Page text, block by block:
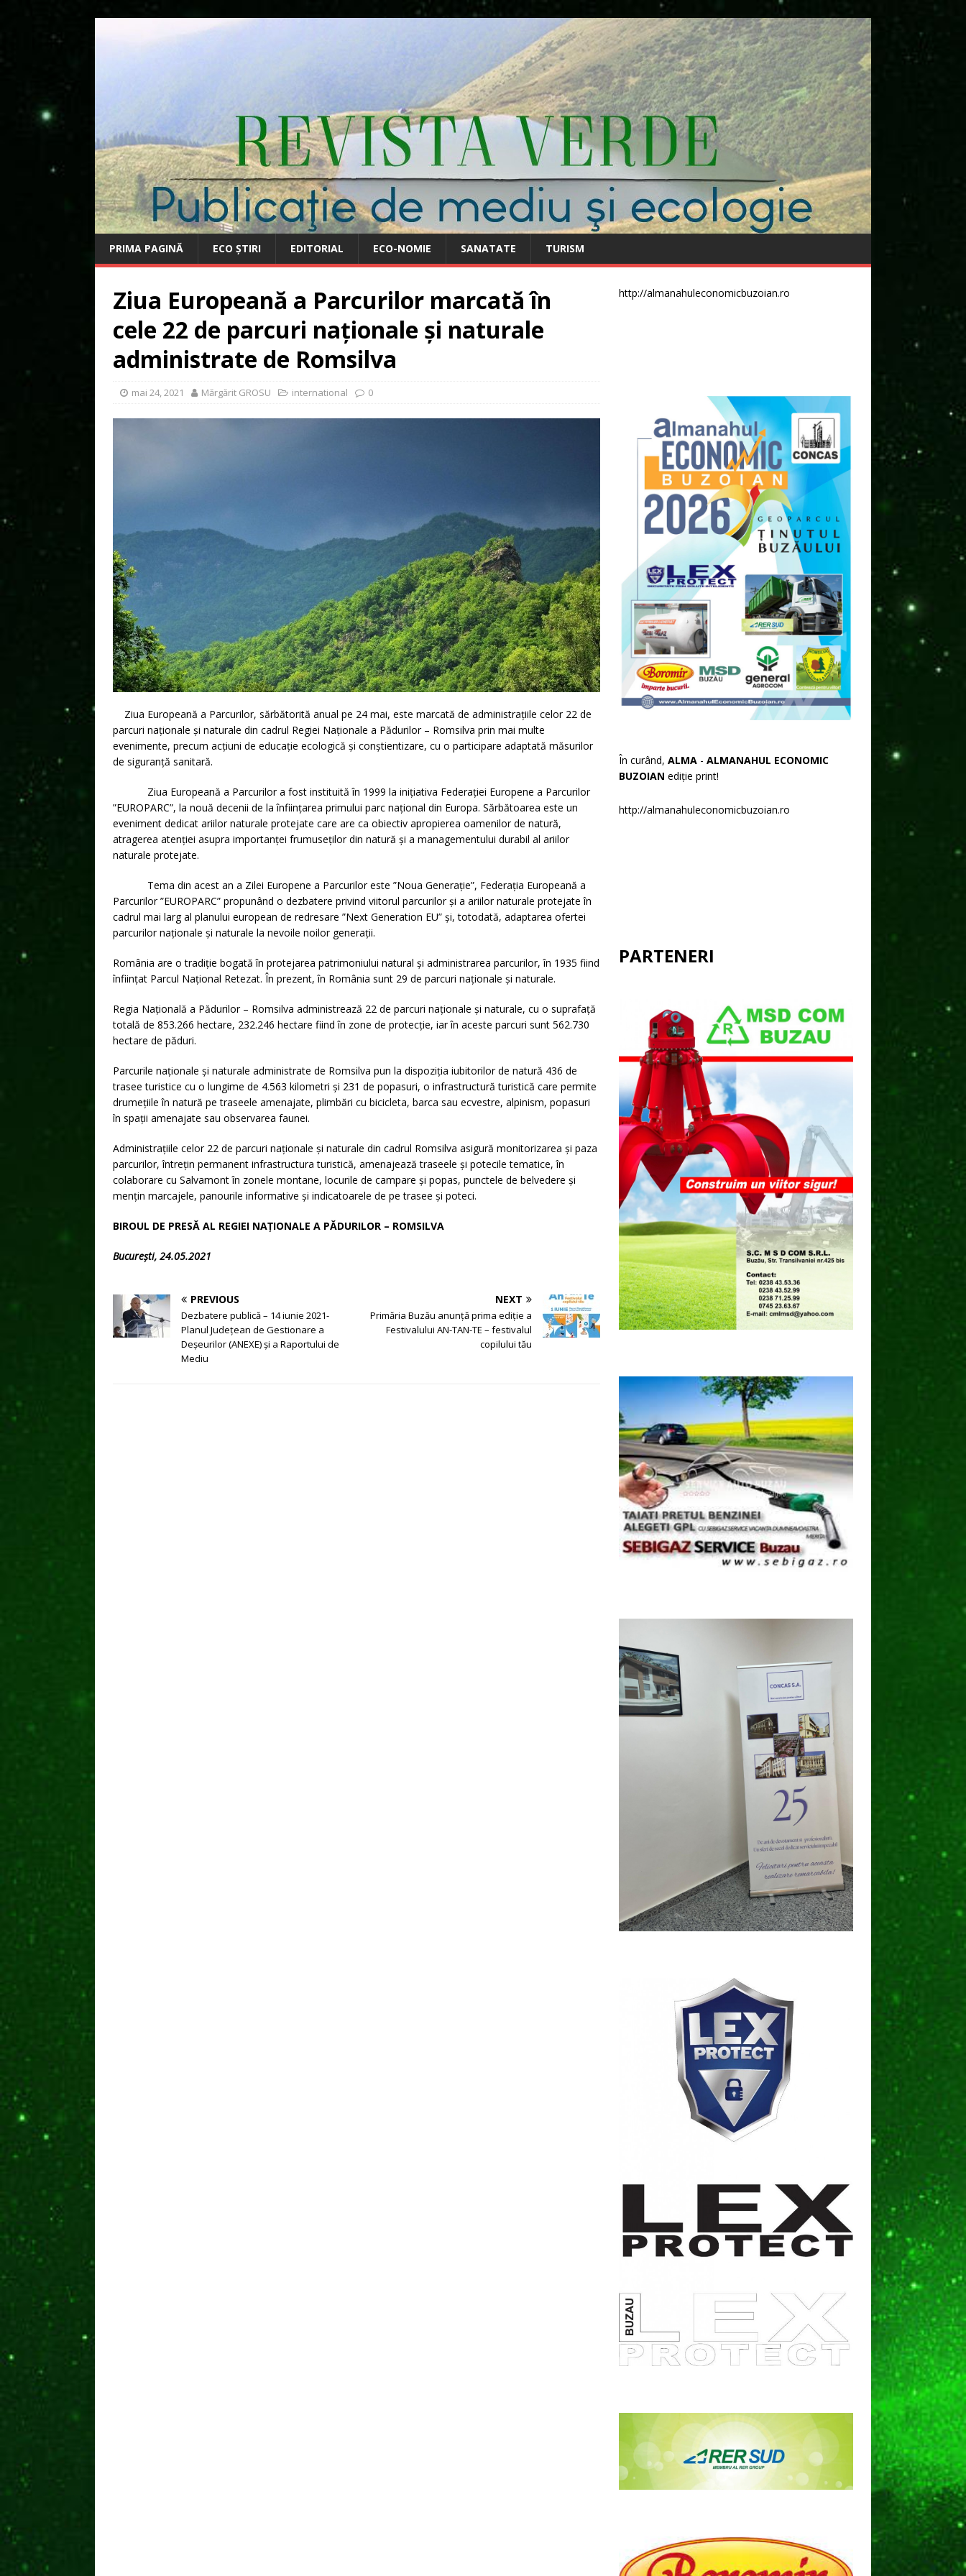
PRIMA PAGINĂ ECO ȘTIRI EDITORIAL ECO-NOMIE SANATATE TURISM
Ziua Europeană a Parcurilor marcată în
cele 22 de parcuri naționale și naturale
administrate de Romsilva
mai 24, 2021 Mărgărit GROSU international 0
Ziua Europeană a Parcurilor, sărbătorită anual pe 24 mai, este marcată de administrațiile celor 22 de
parcuri naționale și naturale din cadrul Regiei Naționale a Pădurilor – Romsilva prin mai multe
evenimente, precum acțiuni de educație ecologică și conștientizare, cu o participare adaptată măsurilor
de siguranță sanitară.
Ziua Europeană a Parcurilor a fost instituită în 1999 la inițiativa Federației Europene a Parcurilor
”EUROPARC”, la nouă decenii de la înființarea primului parc național din Europa. Sărbătoarea este un
eveniment dedicat ariilor naturale protejate care are ca obiectiv apropierea oamenilor de natură,
atragerea atenției asupra importanței frumuseților din natură și a managementului durabil al ariilor
naturale protejate.
Tema din acest an a Zilei Europene a Parcurilor este ”Noua Generație”, Federația Europeană a
Parcurilor ”EUROPARC” propunând o dezbatere privind viitorul parcurilor și a ariilor naturale protejate în
cadrul mai larg al planului european de redresare ”Next Generation EU” și, totodată, adaptarea ofertei
parcurilor naționale și naturale la nevoile noilor generații.
România are o tradiție bogată în protejarea patrimoniului natural și administrarea parcurilor, în 1935 fiind
înființat Parcul Național Retezat. În prezent, în România sunt 29 de parcuri naționale și naturale.
Regia Națională a Pădurilor – Romsilva administrează 22 de parcuri naționale și naturale, cu o suprafață
totală de 853.266 hectare, 232.246 hectare fiind în zone de protecție, iar în aceste parcuri sunt 562.730
hectare de păduri.
Parcurile naționale și naturale administrate de Romsilva pun la dispoziția iubitorilor de natură 436 de
trasee turistice cu o lungime de 4.563 kilometri și 231 de popasuri, o infrastructură turistică care permite
drumețiile în natură pe traseele amenajate, plimbări cu bicicleta, barca sau ecvestre, alpinism, popasuri
în spații amenajate sau observarea faunei.
Administrațiile celor 22 de parcuri naționale și naturale din cadrul Romsilva asigură monitorizarea și paza
parcurilor, întrețin permanent infrastructura turistică, amenajează traseele și potecile tematice, în
colaborare cu Salvamont în zonele montane, locurile de campare și popas, punctele de belvedere și
mențin marcajele, panourile informative și indicatoarele de pe trasee și poteci.
BIROUL DE PRESĂ AL REGIEI NAȚIONALE A PĂDURILOR – ROMSILVA
București, 24.05.2021
PREVIOUS
Dezbatere publică – 14 iunie 2021-
Planul Județean de Gestionare a
Deșeurilor (ANEXE) și a Raportului de
Mediu
NEXT
Primăria Buzău anunță prima ediție a
Festivalului AN-TAN-TE – festivalul
copilului tău
http://almanahuleconomicbuzoian.ro
În curând, ALMA - ALMANAHUL ECONOMIC
BUZOIAN ediție print!
http://almanahuleconomicbuzoian.ro
PARTENERI